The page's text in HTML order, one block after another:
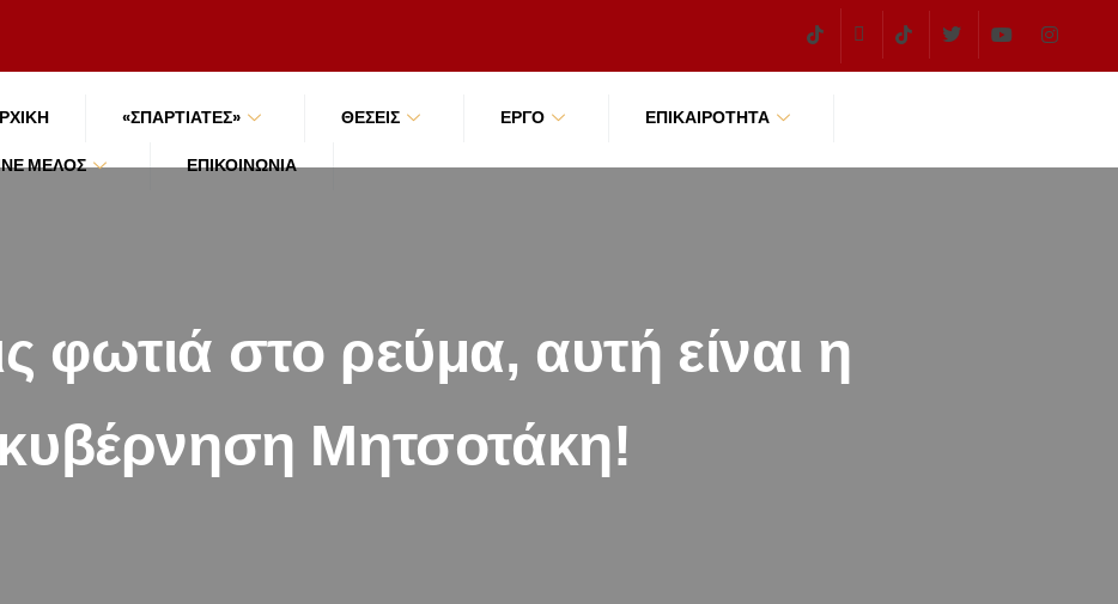
«ΣΠΑΡΤΙΑΤΕΣ» ΘΕΣΕΙΣ ΕΡΓΟ
ΕΠΙΚΑΙΡΌΤΗΤΑ
ΜΈΛΟΣ
ΕΠΙΚΟΙΝΩΝΊΑ
φωτιά στο ρεύμα, αυτή είναι η
κυβέρνηση Μητσοτάκη!